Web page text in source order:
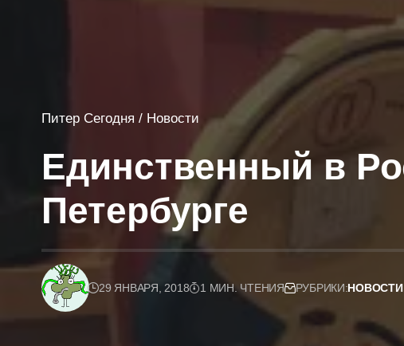
Питер Сегодня / Новости
Единственный в
Петербурге
29 ЯНВАРЯ, 2018 1 МИН. ЧТЕНИЯ РУБРИКИ:НОВОСТИ